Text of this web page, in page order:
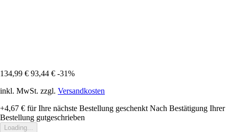
134,99 € 93,44 € -31%
inkl. MwSt. zzgl. Versandkosten
+4,67 € für Ihre nächste Bestellung geschenkt Nach Bestätigung Ihrer
Bestellung gutgeschrieben
Loading...